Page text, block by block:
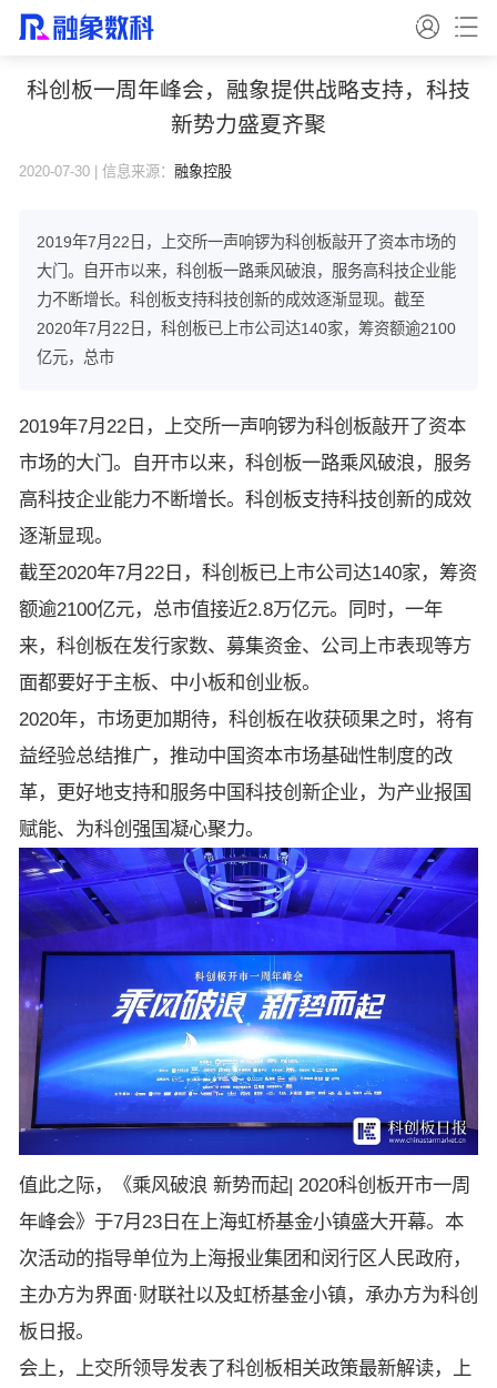
科创板一周年峰会，融象提供战略支持，科技
新势力盛夏齐聚
2020-07-30 | 信息来源： 融象控股
2019年7月22日，上交所一声响锣为科创板敲开了资本市场的
大门。自开市以来，科创板一路乘风破浪，服务高科技企业能
力不断增长。科创板支持科技创新的成效逐渐显现。截至
2020年7月22日，科创板已上市公司达140家，筹资额逾2100
亿元，总市
2019年7月22日，上交所一声响锣为科创板敲开了资本
市场的大门。自开市以来，科创板一路乘风破浪，服务
高科技企业能力不断增长。科创板支持科技创新的成效
逐渐显现。
截至2020年7月22日，科创板已上市公司达140家，筹资
额逾2100亿元，总市值接近2.8万亿元。同时，一年
来，科创板在发行家数、募集资金、公司上市表现等方
面都要好于主板、中小板和创业板。
2020年，市场更加期待，科创板在收获硕果之时，将有
益经验总结推广，推动中国资本市场基础性制度的改
革，更好地支持和服务中国科技创新企业，为产业报国
赋能、为科创强国凝心聚力。
值此之际，《乘风破浪 新势而起| 2020科创板开市一周
年峰会》于7月23日在上海虹桥基金小镇盛大开幕。本
次活动的指导单位为上海报业集团和闵行区人民政府，
主办方为界面·财联社以及虹桥基金小镇，承办方为科创
板日报。
会上，上交所领导发表了科创板相关政策最新解读，上